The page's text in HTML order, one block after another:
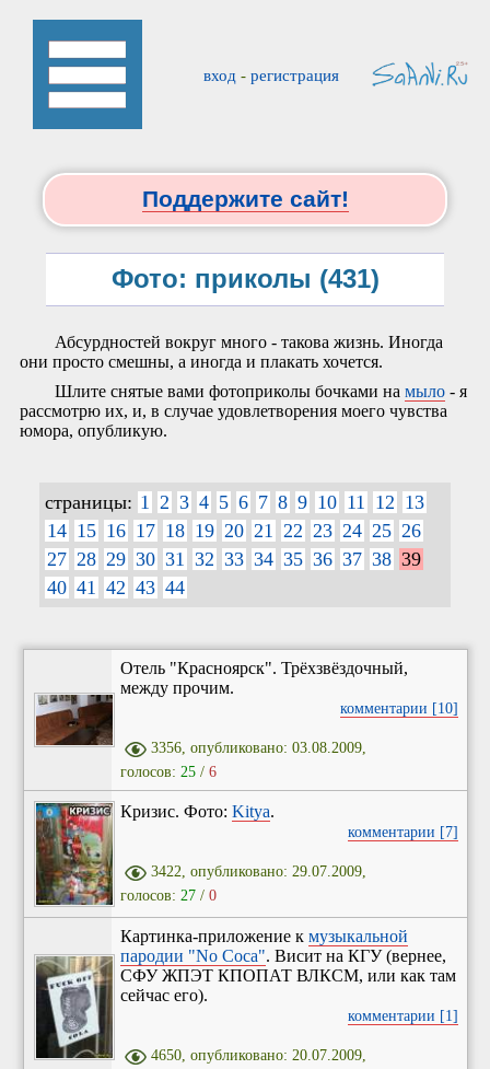
вход - регистрация
Поддержите сайт!
Фото: приколы (431)
Абсурдностей вокруг много - такова жизнь. Иногда
они просто смешны, а иногда и плакать хочется.
Шлите снятые вами фотоприколы бочками на мыло - я
рассмотрю их, и, в случае удовлетворения моего чувства
юмора, опубликую.
страницы: 1 2 3 4 5 6 7 8 9 10 11 12 13
14 15 16 17 18 19 20 21 22 23 24 25 26
27 28 29 30 31 32 33 34 35 36 37 38 39
40 41 42 43 44
Отель "Красноярск". Трёхзвёздочный,
между прочим.
комментарии [10]
3356, опубликовано: 03.08.2009,
голосов: 25/ 6
Кризис. Фото: Kitya.
комментарии [7]
3422, опубликовано: 29.07.2009,
голосов: 27/ 0
Картинка-приложение к музыкальной
пародии "No Coca". Висит на КГУ (вернее,
СФУ ЖПЭТ КПОПАТ ВЛКСМ, или как там
сейчас его).
комментарии [1]
4650, опубликовано: 20.07.2009,